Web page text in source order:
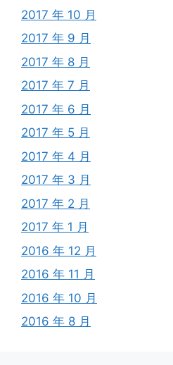
2017 年 10 月
2017 年 9 月
2017 年 8 月
2017 年 7 月
2017 年 6 月
2017 年 5 月
2017 年 4 月
2017 年 3 月
2017 年 2 月
2017 年 1 月
2016 年 12 月
2016 年 11 月
2016 年 10 月
2016 年 8 月